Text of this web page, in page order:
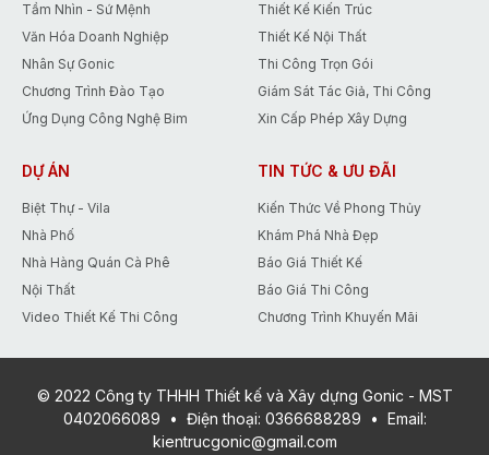
Tầm Nhìn - Sứ Mệnh
Văn Hóa Doanh Nghiệp
Nhân Sự Gonic
Chương Trình Đào Tạo
Ứng Dụng Công Nghệ Bim
Thiết Kế Kiến Trúc
Thiết Kế Nội Thất
Thi Công Trọn Gói
Giám Sát Tác Giả, Thi Công
Xin Cấp Phép Xây Dựng
DỰ ÁN
Biệt Thự - Vila
Nhà Phố
Nhà Hàng Quán Cà Phê
Nội Thất
Video Thiết Kế Thi Công
TIN TỨC & ƯU ĐÃI
Kiến Thức Về Phong Thủy
Khám Phá Nhà Đẹp
Báo Giá Thiết Kế
Báo Giá Thi Công
Chương Trình Khuyến Mãi
© 2022 Công ty THHH Thiết kế và Xây dựng Gonic - MST
0402066089
• Điện thoại: 0366688289 • Email:
kientrucgonic@gmail.com